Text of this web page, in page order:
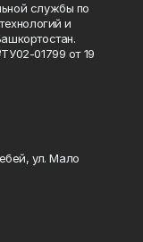
службы по
и
01799 от 19
ул. Мало